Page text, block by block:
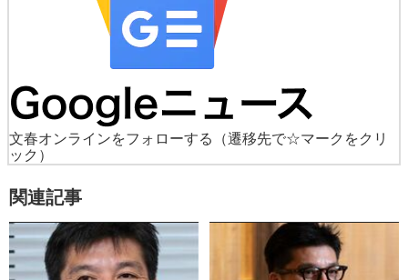
文春オンラインをフォローする
（遷移先で☆マークをクリ
ック）
関連記事